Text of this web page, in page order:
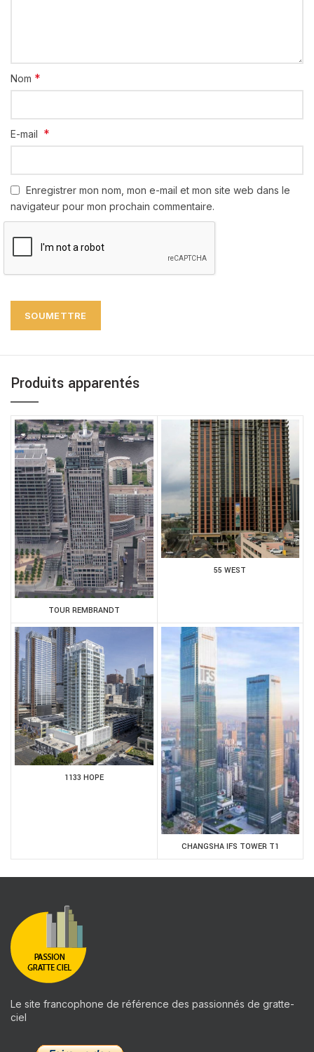
Nom *
E-mail *
Enregistrer mon nom, mon e-mail et mon site web dans le
navigateur pour mon prochain commentaire.
Produits apparentés
TOUR REMBRANDT
55 WEST
1133 HOPE
CHANGSHA IFS TOWER T1
Le site francophone de référence des passionnés de gratte-
ciel